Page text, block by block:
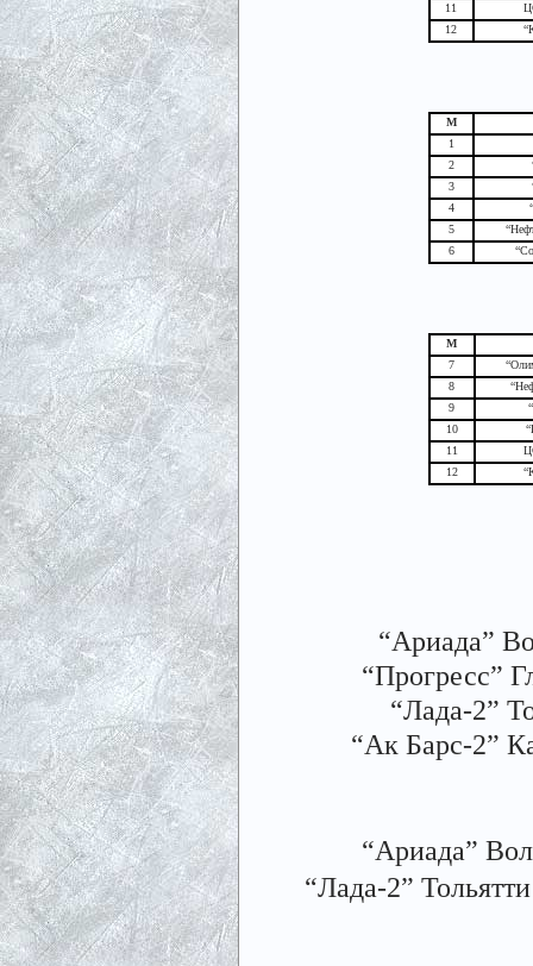
11
12
М
1
2
3
4
5
6
М
7
8
9
10
11
12
“Ариада”
“Прогресс”
“Лада-2”
“Ак Барс-2”
“Ариада”
“Лада-2”